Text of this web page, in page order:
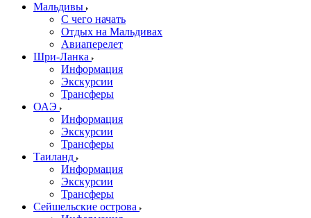
Мальдивы
С чего начать
Отдых на Мальдивах
Авиаперелет
Шри-Ланка
Информация
Экскурсии
Трансферы
ОАЭ
Информация
Экскурсии
Трансферы
Таиланд
Информация
Экскурсии
Трансферы
Сейшельские острова